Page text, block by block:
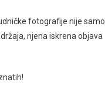
fotografije nije samo
njena iskrena objava